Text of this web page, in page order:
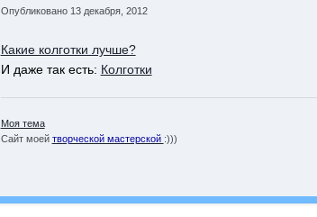
Опубликовано 13 декабря, 2012
Какие колготки лучше?
И даже так есть: Колготки
Моя тема
Сайт моей творческой мастерской :)))